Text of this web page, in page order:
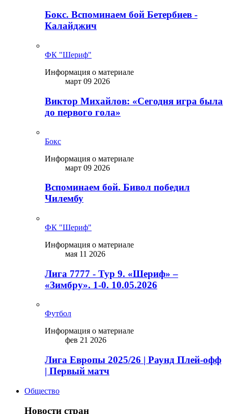
Бокс. Вспоминаем бой Бетербиев -
Калайджич
ФК "Шериф"
Информация о материале
март 09 2026
Виктор Михайлов: «Сегодня игра была
до первого гола»
Бокс
Информация о материале
март 09 2026
Вспоминаем бой. Бивол победил
Чилембу
ФК "Шериф"
Информация о материале
мая 11 2026
Лига 7777 - Тур 9. «Шериф» –
«Зимбру». 1-0. 10.05.2026
Футбол
Информация о материале
фев 21 2026
Лига Европы 2025/26 | Раунд Плей-офф
| Первый матч
Общество
Новости стран